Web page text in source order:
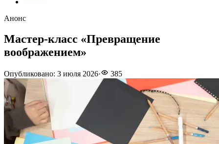
Анонс
Мастер-класс «Превращение
воображением»
Опубликовано: 3 июля 2026· 385